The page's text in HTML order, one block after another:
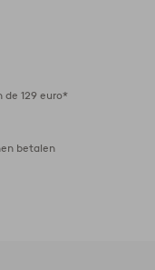
129 euro*
betalen